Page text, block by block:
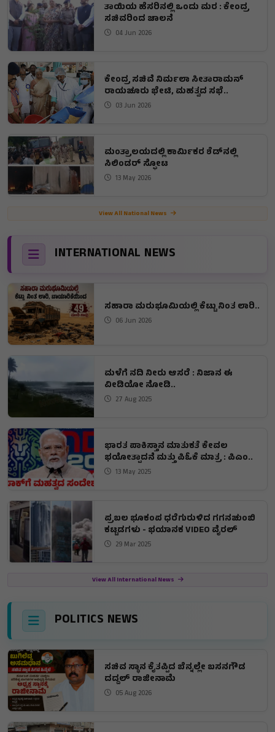
ತಾಯಿಯ ಹೆಸರಿನಲ್ಲಿ ಒಂದು ಮರ : ಕೇಂದ್ರ
ಸಚಿವರಿಂದ ಚಾಲನೆ
04 Jun 2026
ಕೇಂದ್ರ ಸಚಿವೆ ನಿರ್ಮಲಾ ಸೀತಾರಾಮನ್
ರಾಯಚೂರು ಭೇಟಿ, ಮಹತ್ವದ ಸಭೆ..
03 Jun 2026
ಮಂತ್ರಾಲಯದಲ್ಲಿ ಕಾರ್ಮಿಕರ ಶೆಡ್‌ನಲ್ಲಿ
ಸಿಲಿಂಡರ್ ಸ್ಫೋಟ
13 May 2026
View All National News
INTERNATIONAL NEWS
ಸಹಾರಾ ಮರುಭೂಮಿಯಲ್ಲಿ ಕೆಟ್ಟು ನಿಂತ ಲಾರಿ..
06 Jun 2026
ಮಳೆಗೆ ನದಿ ನೀರು ಆಸರೆ : ನಿಜಾನ ಈ
ವೀಡಿಯೋ ನೋಡಿ..
27 Aug 2025
ಭಾರತ ಪಾಕಿಸ್ತಾನ ಮಾತುಕತೆ ಕೇವಲ
ಭಯೋತ್ಪಾದನೆ ಮತ್ತು ಪಿಓಕೆ ಮಾತ್ರ : ಪಿಎಂ..
13 May 2025
ಪ್ರಬಲ ಭೂಕಂಪ ಧರೆಗುರುಳಿದ ಗಗನಚುಂಬಿ
ಕಟ್ಟಡಗಳು - ಭಯಾನಕ VIDEO ವೈರಲ್
29 Mar 2025
View All International News
POLITICS NEWS
ಸಚಿವ ಸ್ಥಾನ ಕೈತಪ್ಪಿದ ಬೆನ್ನಲ್ಲೇ ಬಸನಗೌಡ
ದದ್ದಲ್ ರಾಜೀನಾಮೆ
05 Aug 2026